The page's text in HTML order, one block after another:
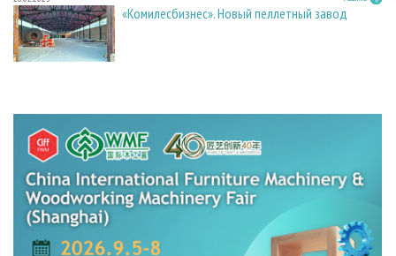
«Комилесбизнес». Новый пеллетный завод